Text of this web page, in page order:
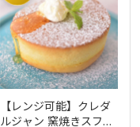
【レンジ可能】クレダ
ルジャン 窯焼きスフレ